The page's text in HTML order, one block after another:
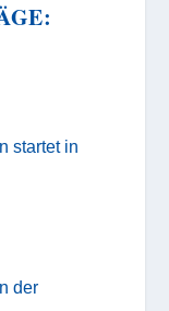
startet in
der